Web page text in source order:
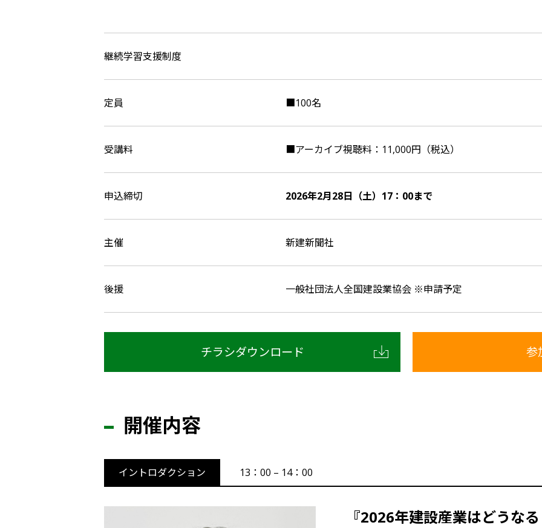
継続学習支援制度
定員 ■100名
受講料 ■アーカイブ視聴料：11,000円（税込）
申込締切 2026年2月28日（土）17：00まで
主催 新建新聞社
後援 一般社団法人全国建設業協会 ※申請予定
チラシダウンロード 参
開催内容
イントロダクション 13：00 – 14：00
『2026年建設産業はどうな